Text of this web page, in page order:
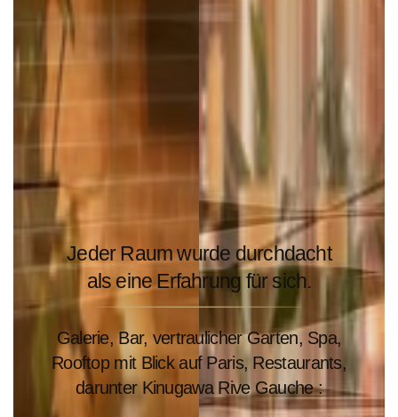
Jeder Raum wurde durchdacht
als eine Erfahrung für sich.
Galerie, Bar, vertraulicher Garten, Spa,
Rooftop mit Blick auf Paris, Restaurants,
darunter Kinugawa Rive Gauche :